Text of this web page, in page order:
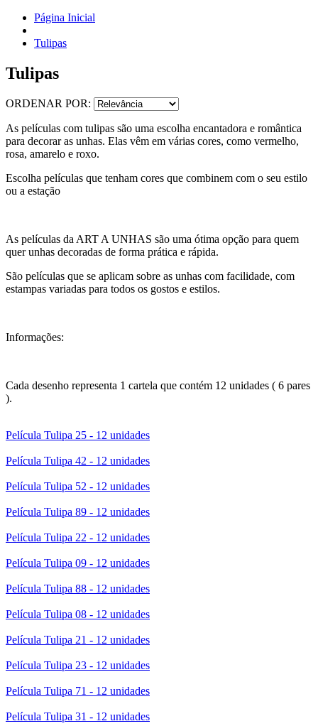
Página Inicial
Tulipas
Tulipas
ORDENAR POR:
As películas com tulipas são uma escolha encantadora e romântica
para decorar as unhas. Elas vêm em várias cores, como vermelho,
rosa, amarelo e roxo.
Escolha películas que tenham cores que combinem com o seu estilo
ou a estação
As películas da ART A UNHAS são uma ótima opção para quem
quer unhas decoradas de forma prática e rápida.
São películas que se aplicam sobre as unhas com facilidade, com
estampas variadas para todos os gostos e estilos.
Informações:
Cada desenho representa 1 cartela que contém 12 unidades ( 6 pares
).
Película Tulipa 25 - 12 unidades
Película Tulipa 42 - 12 unidades
Película Tulipa 52 - 12 unidades
Película Tulipa 89 - 12 unidades
Película Tulipa 22 - 12 unidades
Película Tulipa 09 - 12 unidades
Película Tulipa 88 - 12 unidades
Película Tulipa 08 - 12 unidades
Película Tulipa 21 - 12 unidades
Película Tulipa 23 - 12 unidades
Película Tulipa 71 - 12 unidades
Película Tulipa 31 - 12 unidades